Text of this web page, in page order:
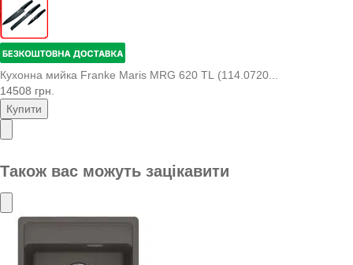
Кухонна мийка Franke Maris MRG 620 TL (114.0720...
14508 грн.
Купити
Також вас можуть зацікавити